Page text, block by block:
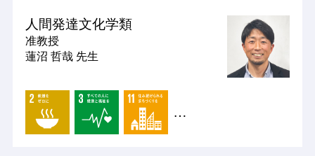
人間発達文化学類
准教授
蓮沼 哲哉 先生
…